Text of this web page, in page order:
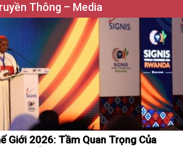
Thông – Media
Giới 2026: Tầm Quan Trọng Của